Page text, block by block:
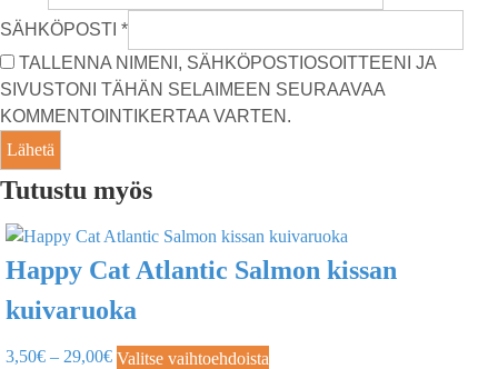
SÄHKÖPOSTI *
TALLENNA NIMENI, SÄHKÖPOSTIOSOITTEENI JA
SIVUSTONI TÄHÄN SELAIMEEN SEURAAVAA
KOMMENTOINTIKERTAA VARTEN.
Tutustu myös
Happy Cat Atlantic Salmon kissan
kuivaruoka
3,50€ – 29,00€ Valitse vaihtoehdoista